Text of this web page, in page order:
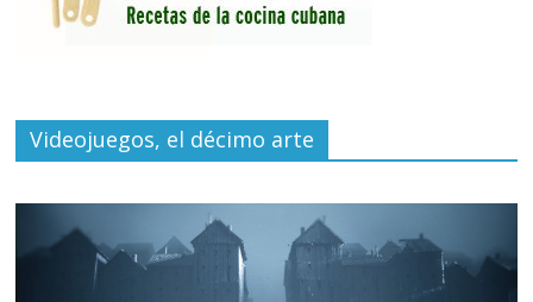
Videojuegos, el décimo arte